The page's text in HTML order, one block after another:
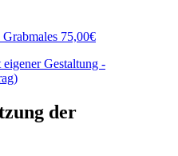
75,00€
Gestaltung -
der